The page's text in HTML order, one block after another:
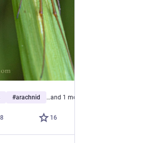
#arachnid …and 1 more
8 16